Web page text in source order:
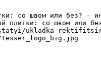
со швом или без? -
плитки: со швом или
ukladka-